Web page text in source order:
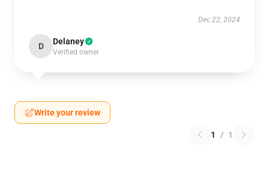
Dec 22, 2024
D Delaney
Verified owner
Write your review
1 / 1